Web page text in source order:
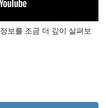
정보를 조금 더 깊이 살펴보